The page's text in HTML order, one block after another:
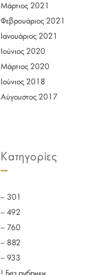
Μάρτιος 2021
Φεβρουάριος 2021
Ιανουάριος 2021
Ιούνιος 2020
Μάρτιος 2020
Ιούνιος 2018
Αύγουστος 2017
Kατηγορίες
– 301
– 492
– 760
– 882
– 933
! Без рубрики